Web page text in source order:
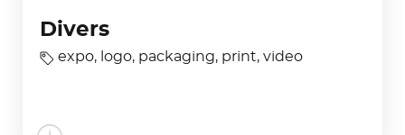
Divers
expo, logo, packaging, print,video